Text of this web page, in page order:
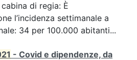
di regia: È
l’incidenza settimanale a
34 per 100.000 abitanti...
- Covid e dipendenze, da